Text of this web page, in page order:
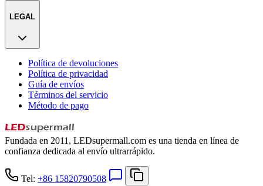
LEGAL
Política de devoluciones
Política de privacidad
Guía de envíos
Términos del servicio
Método de pago
Fundada en 2011, LEDsupermall.com es una tienda en línea de
confianza dedicada al envío ultrarrápido.
Tel: +86 15820790508